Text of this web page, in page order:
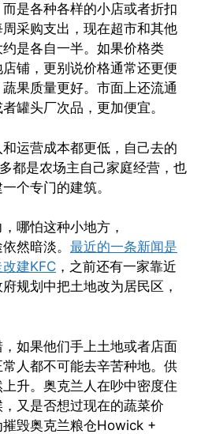
是各种各样的小店或者折扣
采购支出，现在超市和其他
是各自一半。如果价格类
铺，更别说价格通常还更便
果质量更好。市面上还流通
罐头厂次品，更加便宜。
运营成本都更低，自己去的
都是农场主自己家庭经营，也
个专门的建筑。
哪怕这种小地方，
然暗淡。 最近的一条新闻是
建KFC ，之前还有一家靠近
规划中把土地改为居民区，
如果他们手上土地或者店面
人都不可能去辛苦种地。供
升。奥克兰人在吵中密度住
又是否想过现在的蔬菜价
毁奥克兰粮仓Howick +